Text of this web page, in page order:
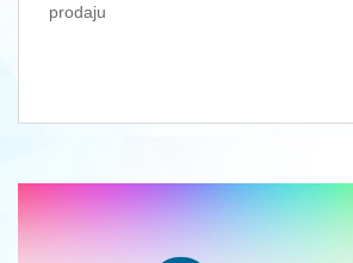
prodaju